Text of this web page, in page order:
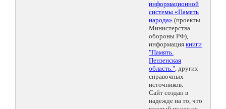
информационной
системы «Память
народа» (проекты
Министерства
обороны РФ),
информация книги
"Память.
Пензенская
область.", других
справочных
источников.
Сайт создан в
надежде на то, что